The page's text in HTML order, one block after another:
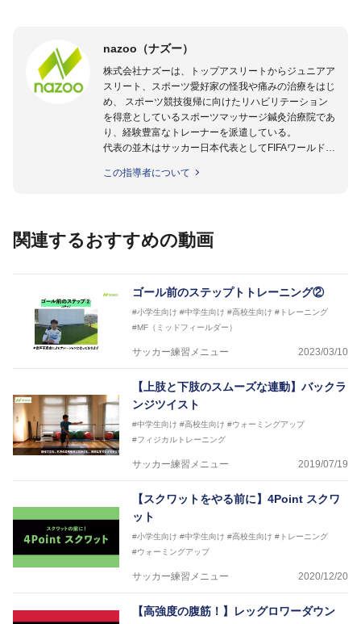
nazoo（ナズー）
株式会社ナズーは、トップアスリートからジュニアア
スリート、スポーツ愛好家の怪我や痛みの治療をはじ
め、 スポーツ競技復帰に向けたリハビリテーション
を得意としているスポーツマッサージ鍼灸治療院であ
り、経験豊富なトレーナーを派遣している。
代表の並木はサッカー日本代表としてFIFAワールドカ
のほかU-23日本代表のアスレティックトレーナーと
世代のサッカーを中心に、WJBL、社会人ラグビー、
を派遣している。
さらには講演会やセミナー、専門学校などの教育機関
に講師を派遣するなど後進育成にも力を入れている。
「一人一人の健康な人生をサポートする」を企業理念
として掲げ、世の中の人々の『健康』をあらゆる方向
生きと」生きる、そんな『健康な人生』をサポートし
ている。
この指導者について
関連するおすすめの動画
ゴール前のステップトトレーニング②
#小学生向け #中学生向け #高校生向け #トレーニング
#MF（ミッドフィールダー）
サッカー練習メニュー 2023/03/10
【上肢と下肢のスムーズな連動】バックラ
ンジツイスト
#中学生向け #高校生向け #ウォーミングアップ
#フィジカルトレーニング
サッカー練習メニュー 2019/07/19
【スクワットをやる前に】4Point スクワ
ット
#小学生向け #中学生向け #高校生向け #トレーニング
#ウォーミングアップ
サッカー練習メニュー 2020/12/20
【高強度の腹筋！】レッグロワーダウン